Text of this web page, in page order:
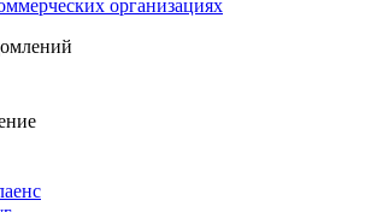
организациях